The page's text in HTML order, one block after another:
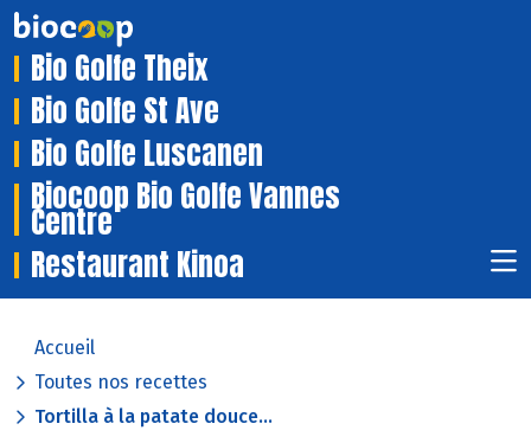
Bio Golfe Theix
Bio Golfe St Ave
Bio Golfe Luscanen
Biocoop Bio Golfe Vannes
Centre
Restaurant Kinoa
Accueil
Toutes nos recettes
Tortilla à la patate douce...